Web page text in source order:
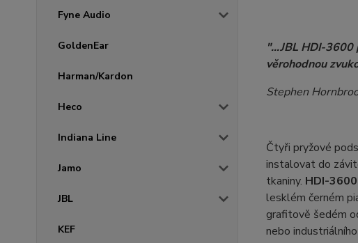
Fyne Audio
GoldenEar
Harman/Kardon
Heco
Indiana Line
Jamo
JBL
KEF
"...JBL HDI-
věrohodnou
Stephen
Čtyři pryžové
instalovat do
tkaniny. HDI-3600
lesklém černém
grafitově šedém
nebo